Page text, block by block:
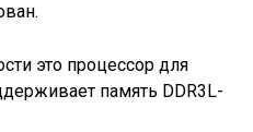
это процессор для
память DDR3L-